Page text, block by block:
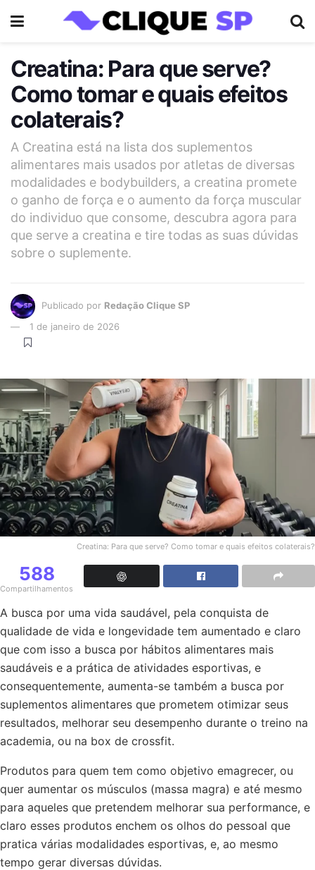
Creatina: Para que serve?
Como tomar e quais efeitos
colaterais?
A Creatina está na lista dos suplementos
alimentares mais usados por atletas de diversas
modalidades e bodybuilders, a creatina promete
o ganho de força e o aumento da força muscular
do individuo que consome, descubra agora para
que serve a creatina e tire todas as suas dúvidas
sobre o suplemente.
Publicado por Redação Clique SP
1 de janeiro de 2026
Creatina: Para que serve? Como tomar e quais efeitos colaterais?
588
Compartilhamentos
A busca por uma vida saudável, pela conquista de
qualidade de vida e longevidade tem aumentado e claro
que com isso a busca por hábitos alimentares mais
saudáveis e a prática de atividades esportivas, e
consequentemente, aumenta-se também a busca por
suplementos alimentares que prometem otimizar seus
resultados, melhorar seu desempenho durante o treino na
academia, ou na box de crossfit.
Produtos para quem tem como objetivo emagrecer, ou
quer aumentar os músculos (massa magra) e até mesmo
para aqueles que pretendem melhorar sua performance, e
claro esses produtos enchem os olhos do pessoal que
pratica várias modalidades esportivas, e, ao mesmo
tempo gerar diversas dúvidas.